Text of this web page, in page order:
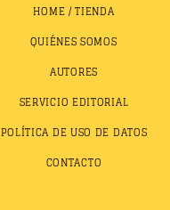
HOME / TIENDA
QUIÉNES SOMOS
AUTORES
SERVICIO EDITORIAL
POLÍTICA DE USO DE DATOS
CONTACTO